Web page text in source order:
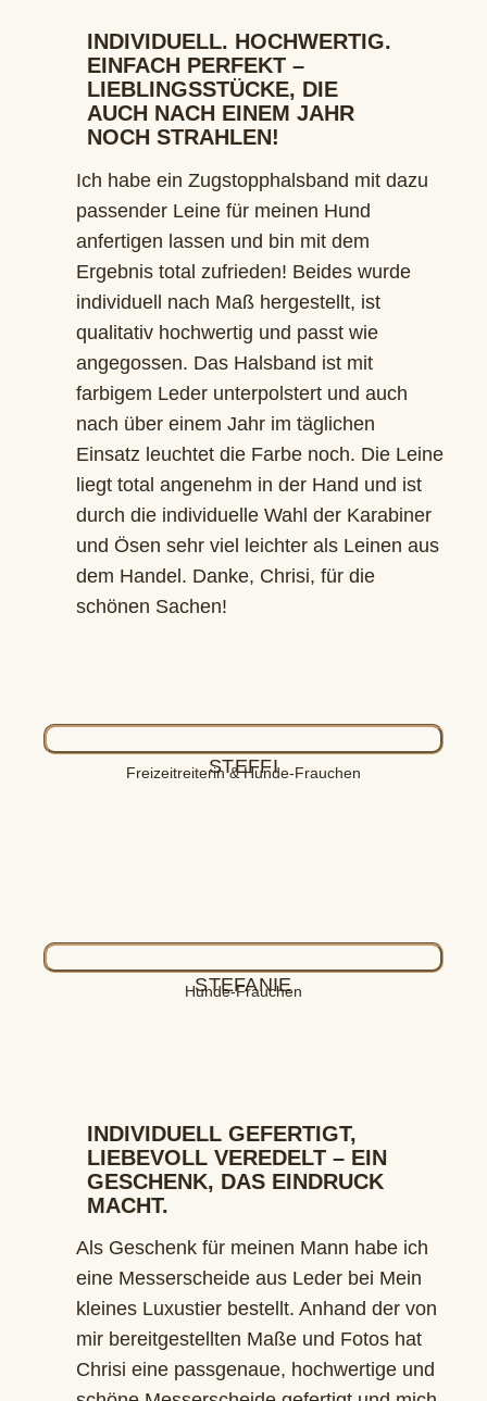
INDIVIDUELL. HOCHWERTIG.
EINFACH PERFEKT –
LIEBLINGSSTÜCKE, DIE
AUCH NACH EINEM JAHR
NOCH STRAHLEN!
Ich habe ein Zugstopphalsband mit dazu
passender Leine für meinen Hund
anfertigen lassen und bin mit dem
Ergebnis total zufrieden! Beides wurde
individuell nach Maß hergestellt, ist
qualitativ hochwertig und passt wie
angegossen. Das Halsband ist mit
farbigem Leder unterpolstert und auch
nach über einem Jahr im täglichen
Einsatz leuchtet die Farbe noch. Die Leine
liegt total angenehm in der Hand und ist
durch die individuelle Wahl der Karabiner
und Ösen sehr viel leichter als Leinen aus
dem Handel. Danke, Chrisi, für die
schönen Sachen!
STEFFI
Freizeitreiterin & Hunde-Frauchen
STEFANIE
Hunde-Frauchen
INDIVIDUELL GEFERTIGT,
LIEBEVOLL VEREDELT – EIN
GESCHENK, DAS EINDRUCK
MACHT.
Als Geschenk für meinen Mann habe ich
eine Messerscheide aus Leder bei Mein
kleines Luxustier bestellt. Anhand der von
mir bereitgestellten Maße und Fotos hat
Chrisi eine passgenaue, hochwertige und